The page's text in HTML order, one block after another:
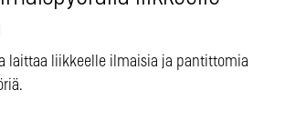
laittaa liikkeelle ilmaisia ja pantittomia